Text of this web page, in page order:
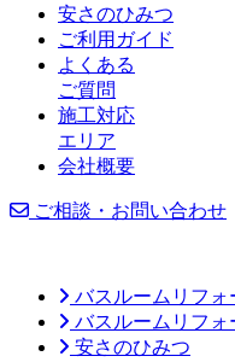
安さのひみつ
ご利用ガイド
よくある
ご質問
施工対応
エリア
会社概要
ご相談・お問い合わせ
バスルームリフ
バスルームリフォ
安さのひみつ